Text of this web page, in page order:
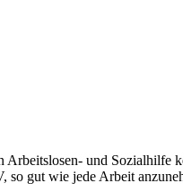
Arbeitslosen- und
gut wie jede Arbeit